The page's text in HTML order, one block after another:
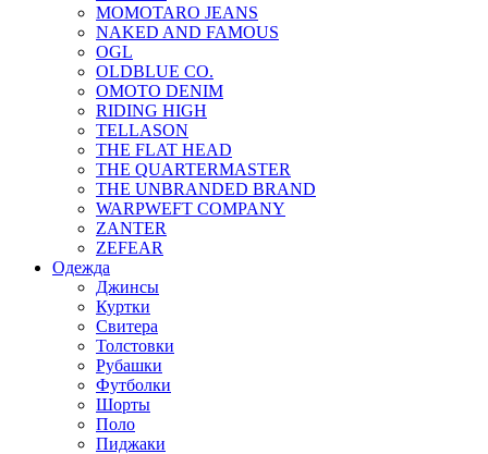
MOMOTARO JEANS
NAKED AND FAMOUS
OGL
OLDBLUE CO.
OMOTO DENIM
RIDING HIGH
TELLASON
THE FLAT HEAD
THE QUARTERMASTER
THE UNBRANDED BRAND
WARPWEFT COMPANY
ZANTER
ZEFEAR
Одежда
Джинсы
Куртки
Свитера
Толстовки
Рубашки
Футболки
Шорты
Поло
Пиджаки